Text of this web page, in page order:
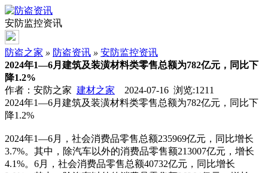
安防监控资讯
防盗之家 » 防盗资讯 » 安防监控资讯
2024年1—6月建筑及装潢材料类零售总额为782亿元，同比下
降1.2%
作者：安防之家 建材之家 2024-07-16 浏览:1211
2024年1—6月建筑及装潢材料类零售总额为782亿元，同比下
降1.2%
2024年1—6月，社会消费品零售总额235969亿元，同比增长
3.7%。其中，除汽车以外的消费品零售额213007亿元，增长
4.1%。6月，社会消费品零售总额40732亿元，同比增长